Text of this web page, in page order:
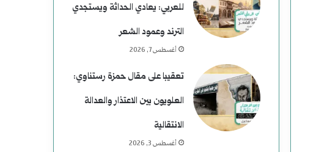
للعربي: يعادي الحداثة ويستجدي
الترند وعمود الشعر
أغسطس 7, 2026
تعقيبا على مقال حمزة رستناوي:
العلويون بين الاعتذار والعدالة
الانتقالية
أغسطس 3, 2026